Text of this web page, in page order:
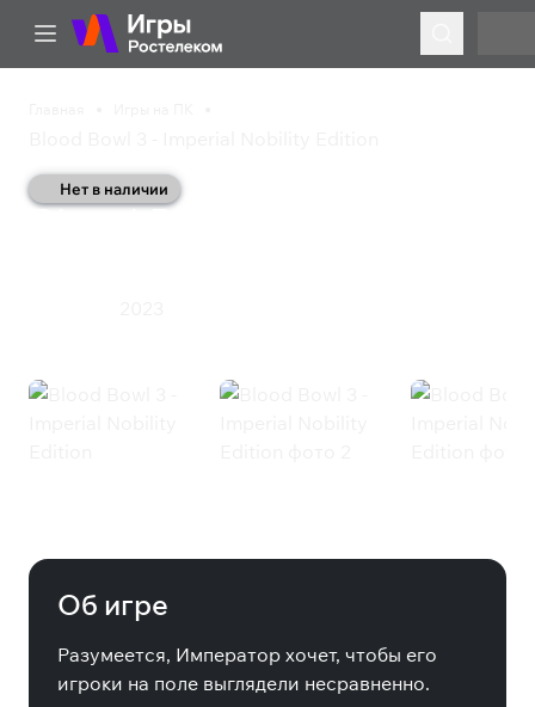
Нет в наличии
Blood Bowl 3 - Imperial
Об игре
Разумеется, Император хочет, чтобы его
игроки на поле выглядели несравненно.